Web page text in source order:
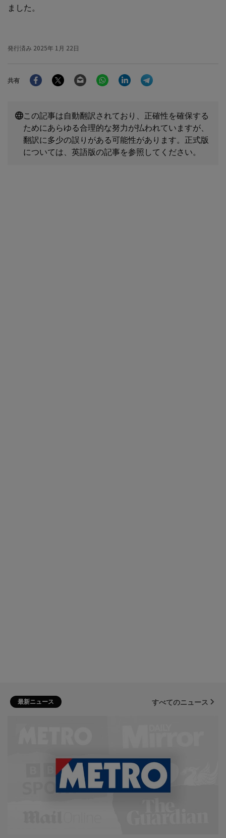
ました。
発行済み 2025年 1月 22日
共有
FacebookTwitter Email WhatsAppLinkedIn
この記事は自動翻訳されており、正確性を確保する
ためにあらゆる合理的な努力が払われていますが、
翻訳に多少の誤りがある可能性があります。正式版
については、英語版の記事を参照してください。
最新ニュース すべてのニュース